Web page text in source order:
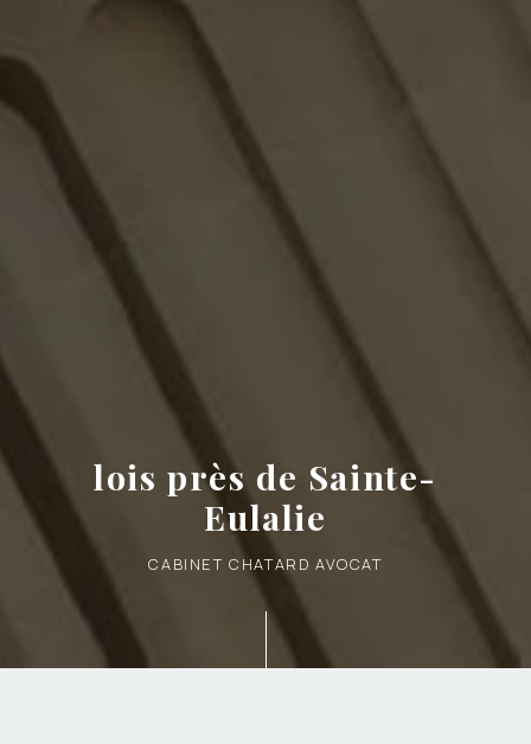
lois près de Sainte-
Eulalie
CABINET CHATARD AVOCAT